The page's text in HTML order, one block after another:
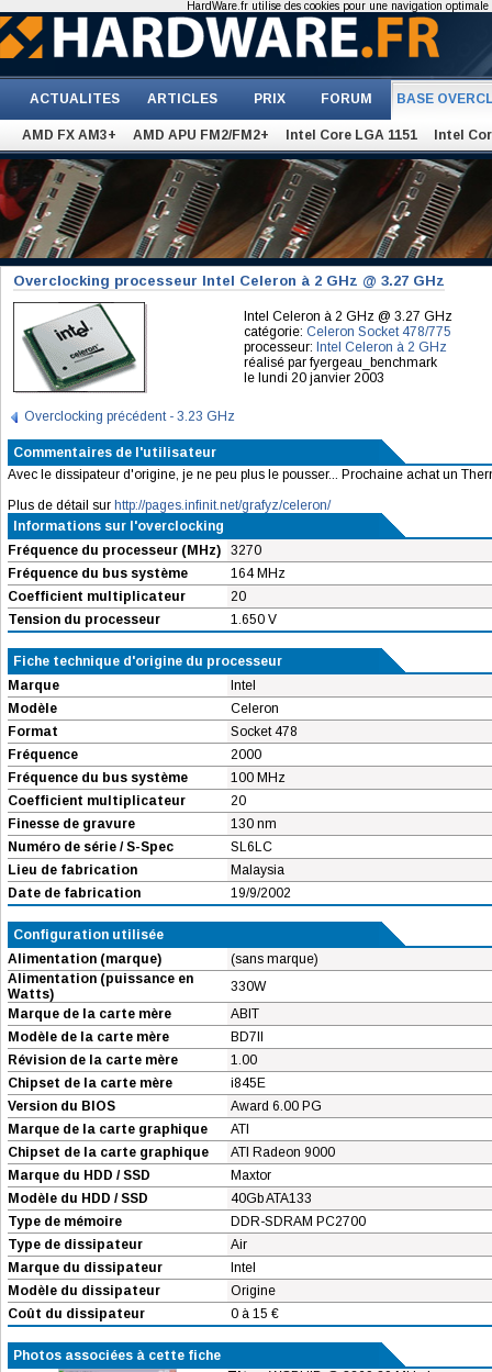
ACTUALITES ARTICLES PRIX FORUM BASE
AMD FX AM3+ AMD APU FM2/FM2+ Intel Core LGA 1151 Intel
Overclocking processeur Intel Celeron à 2 GHz @ 3.27 GHz
Intel Celeron à 2 GHz @ 3.27 GHz
catégorie: Celeron Socket 478/775
processeur: Intel Celeron à 2 GHz
réalisé par fyergeau_benchmark
le lundi 20 janvier 2003
Overclocking précédent - 3.23 GHz
Commentaires de l'utilisateur
Avec le dissipateur d'origine, je ne peu plus le pousser... Prochaine achat un
Plus de détail sur http://pages.infinit.net/grafyz/celeron/
Informations sur l'overclocking
Fréquence du processeur (MHz)
3270
Fréquence du bus système
164 MHz
Coefficient multiplicateur
20
Tension du processeur
1.650 V
Fiche technique d'origine du processeur
Marque
Intel
Modèle
Celeron
Format
Socket 478
Fréquence
2000
Fréquence du bus système
100 MHz
Coefficient multiplicateur
20
Finesse de gravure
130 nm
Numéro de série / S-Spec
SL6LC
Lieu de fabrication
Malaysia
Date de fabrication
19/9/2002
Configuration utilisée
Alimentation (marque)
(sans marque)
Alimentation (puissance en
Watts)
330W
Marque de la carte mère
ABIT
Modèle de la carte mère
BD7II
Révision de la carte mère
1.00
Chipset de la carte mère
i845E
Version du BIOS
Award 6.00 PG
Marque de la carte graphique
ATI
Chipset de la carte graphique
ATI Radeon 9000
Marque du HDD / SSD
Maxtor
Modèle du HDD / SSD
40Gb ATA133
Type de mémoire
DDR-SDRAM PC2700
Type de dissipateur
Air
Marque du dissipateur
Intel
Modèle du dissipateur
Origine
Coût du dissipateur
0 à 15 €
Photos associées à cette fiche
HardWare.fr utilise des cookies pour une navigation